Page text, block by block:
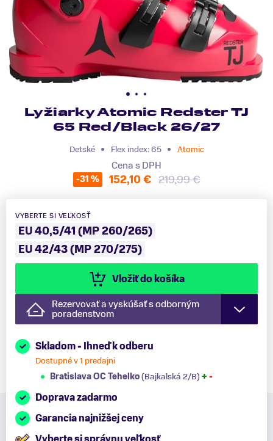
Lyžiarky Atomic Redster TJ
65 Red/Black 26/27
Detské Flex index: 65 Atomic
Cena s DPH
-31 % 152,10 € 219,99 €
VYBERTE SI VEĽKOSŤ
EU 40,5/41 (MP 260/265)
EU 42/43 (MP 270/275)
Vložiť do košíka
Rezervovať a vyskúšať s odborným
poradenstvom
Skladom - Ihneď k odberu
Dostupné v 1 predajni
Bratislava OC Tehelko(Bajkalská 2/B) + -
Doprava zadarmo
Garancia najnižšej ceny